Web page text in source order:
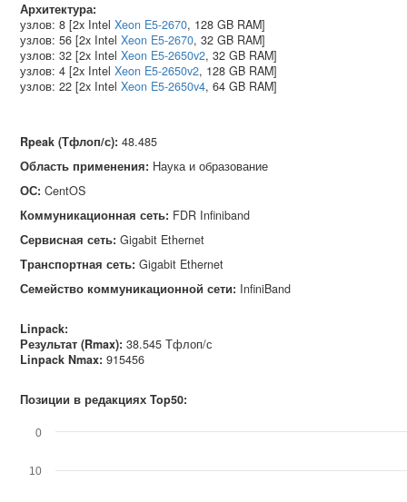
Архитектура:
узлов: 8 [2x Intel Xeon E5-2670, 128 GB RAM]
узлов: 56 [2x Intel Xeon E5-2670, 32 GB RAM]
узлов: 32 [2x Intel Xeon E5-2650v2, 32 GB RAM]
узлов: 4 [2x Intel Xeon E5-2650v2, 128 GB RAM]
узлов: 22 [2x Intel Xeon E5-2650v4, 64 GB RAM]
Rpeak (Тфлоп/с): 48.485
Область применения: Наука и образование
ОС: CentOS
Коммуникационная сеть: FDR Infiniband
Сервисная сеть: Gigabit Ethernet
Транспортная сеть: Gigabit Ethernet
Семейство коммуникационной сети: InfiniBand
Linpack:
Результат (Rmax): 38.545 Тфлоп/с
Linpack Nmax: 915456
Позиции в редакциях Top50:
0
10